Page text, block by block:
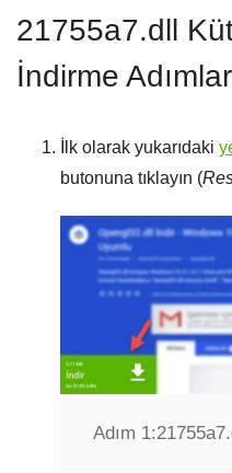
21755a7.dll
İndirme
İlk olarak yukarıdaki
butonuna tıklayın (
Adım 1: